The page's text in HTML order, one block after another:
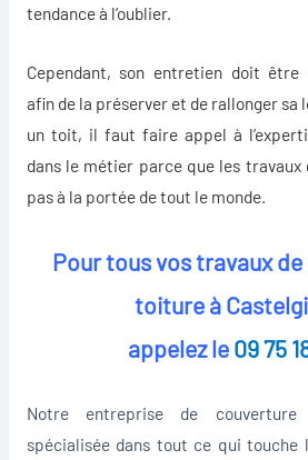
tendance à l’oublier.
Cependant, son entretien doit être
afin de la préserver et de rallonger sa
un toit, il faut faire appel à
dans le métier parce que les travaux
pas à la portée de tout le monde.
Pour tous vos travaux
toiture à
appelez le 09 75
Notre entreprise de
spécialisée dans tout ce qui touche